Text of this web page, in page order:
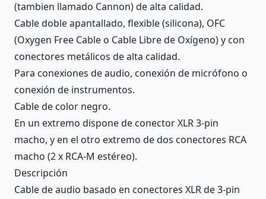
(tambien llamado Cannon) de alta calidad.
Cable doble apantallado, flexible (silicona), OFC
(Oxygen Free Cable o Cable Libre de Oxígeno) y con
conectores metálicos de alta calidad.
Para conexiones de audio, conexión de micrófono o
conexión de instrumentos.
Cable de color negro.
En un extremo dispone de conector XLR 3-pin
macho, y en el otro extremo de dos conectores RCA
macho (2 x RCA-M estéreo).
Descripción
Cable de audio basado en conectores XLR de 3-pin